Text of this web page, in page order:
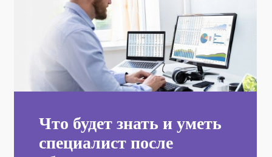
Что будет знать и уметь
специалист после